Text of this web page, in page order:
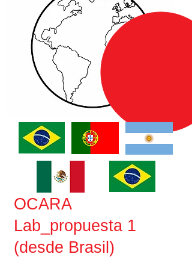
OCARA
Lab _propuesta 1
(desde Brasil)